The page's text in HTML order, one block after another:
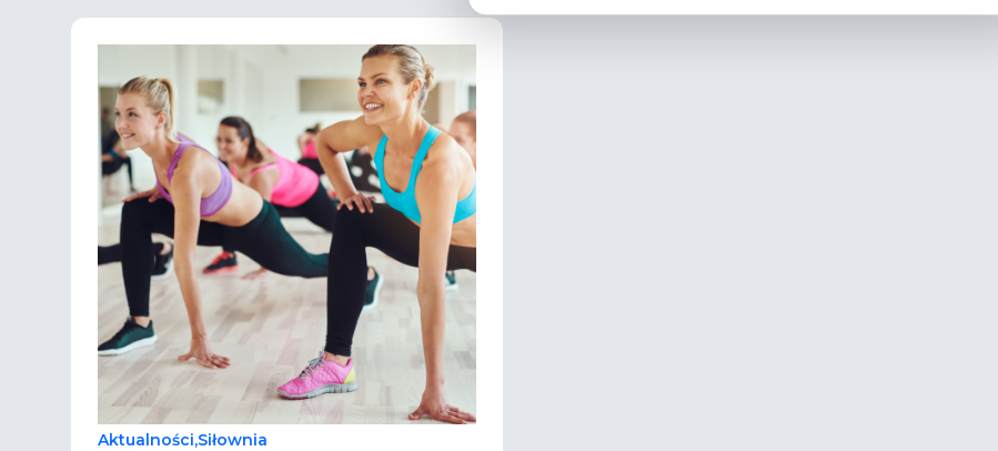
Aktualności,Siłownia